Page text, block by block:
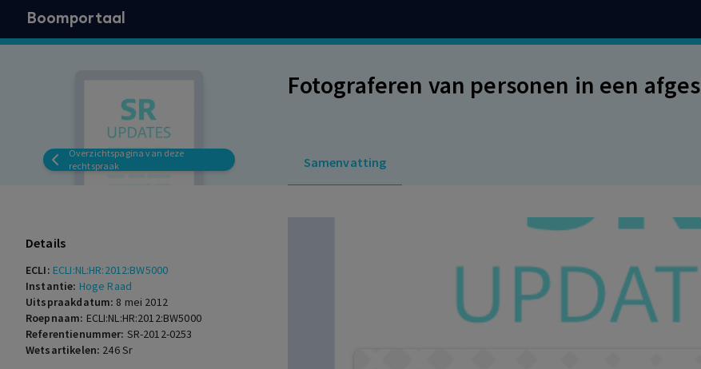
Boomportaal
Overzichtspagina van deze
rechtspraak
Fotograferen van personen in een
Samenvatting
Details
ECLI: ECLI:NL:HR:2012:BW5000
Instantie: Hoge Raad
Uitspraakdatum: 8 mei 2012
Roepnaam: ECLI:NL:HR:2012:BW5000
Referentienummer: SR-2012-0253
Wetsartikelen: 246 Sr